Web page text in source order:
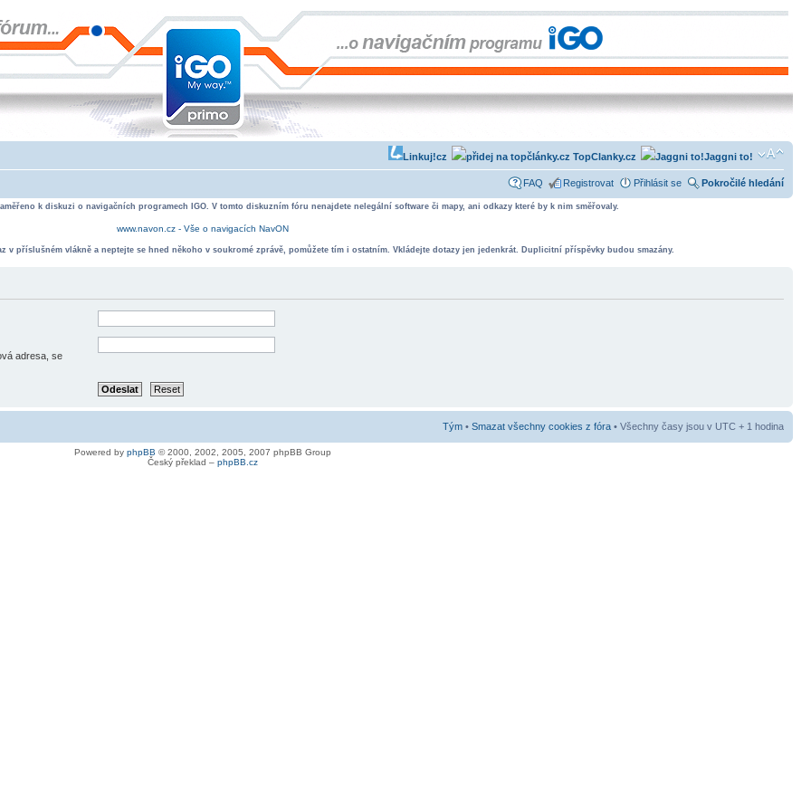
Jaggni to!
TopClanky.cz
Linkuj!cz
FAQ Registrovat Přihlásit se Pokročilé hledání
k diskuzi o navigačních programech IGO. V tomto diskuzním fóru nenajdete nelegální software či mapy, ani odkazy které by k nim směřovaly.
www.navon.cz - Vše o navigacích NavON
v příslušném vlákně a neptejte se hned někoho v soukromé zprávě, pomůžete tím i ostatním. Vkládejte dotazy jen jedenkrát. Duplicitní příspěvky budou smazány.
adresa, se
Tým • Smazat všechny cookies z fóra • Všechny časy jsou v UTC + 1 hodina
Powered by phpBB © 2000, 2002, 2005, 2007 phpBB Group
Český překlad – phpBB.cz